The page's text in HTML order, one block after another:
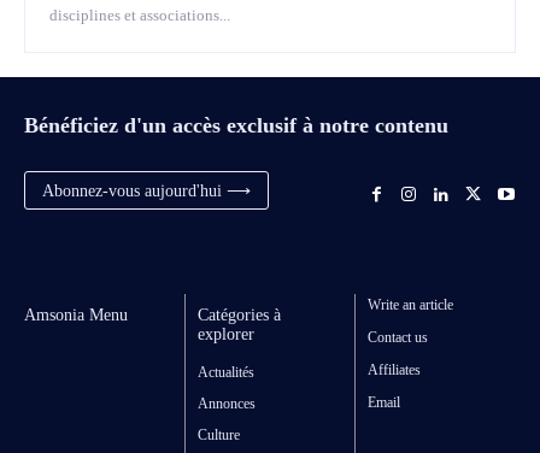
disciplines et associations...
Bénéficiez d'un accès exclusif à notre contenu
Abonnez-vous aujourd'hui ⟶
Amsonia Menu
Catégories à
explorer
Actualités
Annonces
Culture
Write an article
Contact us
Affiliates
Email